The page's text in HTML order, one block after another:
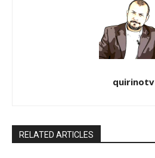
quirinotv
RELATED ARTICLES